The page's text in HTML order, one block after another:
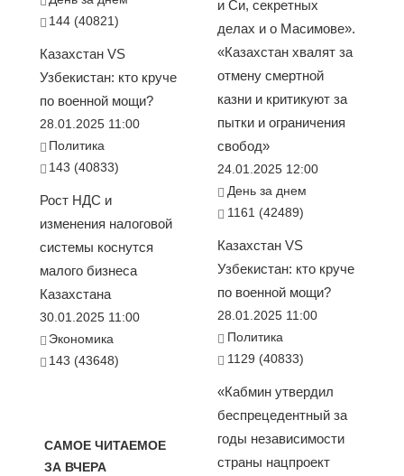
144 (40821)
Казахстан VS
Узбекистан: кто круче
по военной мощи?
28.01.2025 11:00
Политика
143 (40833)
Рост НДС и
изменения налоговой
системы коснутся
малого бизнеса
Казахстана
30.01.2025 11:00
Экономика
143 (43648)
САМОЕ ЧИТАЕМОЕ
ЗА ВЧЕРА
и Си, секретных
делах и о Масимове».
«Казахстан хвалят за
отмену смертной
казни и критикуют за
пытки и ограничения
свобод»
24.01.2025 12:00
День за днем
1161 (42489)
Казахстан VS
Узбекистан: кто круче
по военной мощи?
28.01.2025 11:00
Политика
1129 (40833)
«Кабмин утвердил
беспрецедентный за
годы независимости
страны нацпроект